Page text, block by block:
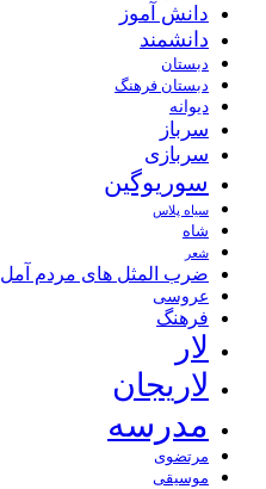
دانش آموز
دانشمند
دبستان
دبستان فرهنگ
دیوانه
سرباز
سربازی
سوریوگین
سیاه پلاس
شاه
شعر
ضرب المثل های مردم آمل
عروسی
فرهنگ
لار
لاریجان
مدرسه
مرتضوی
موسیقی